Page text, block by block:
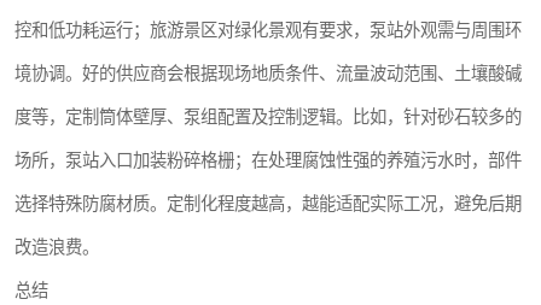
控和低功耗运行；旅游景区对绿化景观有要求，泵站外观需与周围环
境协调。好的供应商会根据现场地质条件、流量波动范围、土壤酸碱
度等，定制筒体壁厚、泵组配置及控制逻辑。比如，针对砂石较多的
场所，泵站入口加装粉碎格栅；在处理腐蚀性强的养殖污水时，部件
选择特殊防腐材质。定制化程度越高，越能适配实际工况，避免后期
改造浪费。
总结